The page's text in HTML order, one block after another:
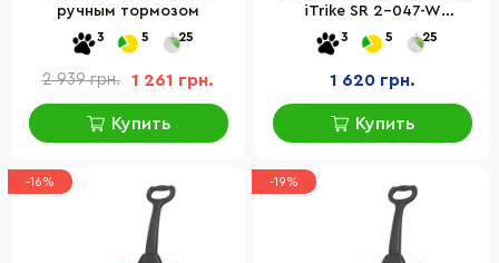
ручным тормозом
3 5 25
2 939 грн. 1 261 грн.
Купить
iTrike SR 2-047-W
двухколесный, надувные
колеса
3 5 25
1 620 грн.
Купить
-16% -19%